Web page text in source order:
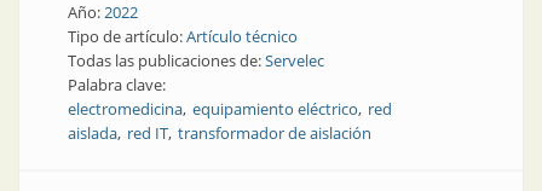
Año:2022
Tipo de artículo:Artículo técnico
Todas las publicaciones de:Servelec
Palabra clave:
electromedicina equipamiento eléctrico red
aislada red IT transformador de aislación